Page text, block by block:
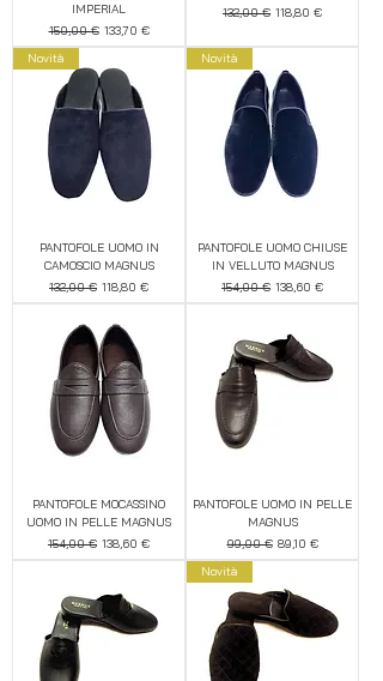
IMPERIAL
Prezzo regolare
150,00 € Prezzo scontato
133,70 €
Prezzo regolare
132,00 € Prezzo scontato
118,80 €
Novità
PANTOFOLE UOMO IN
CAMOSCIO MAGNUS
Prezzo regolare
132,00 € Prezzo scontato
118,80 €
Novità
PANTOFOLE UOMO CHIUSE
IN VELLUTO MAGNUS
Prezzo regolare
154,00 € Prezzo scontato
138,60 €
PANTOFOLE MOCASSINO
UOMO IN PELLE MAGNUS
Prezzo regolare
154,00 € Prezzo scontato
138,60 €
PANTOFOLE UOMO IN PELLE
MAGNUS
Prezzo regolare
99,00 € Prezzo scontato
89,10 €
Novità